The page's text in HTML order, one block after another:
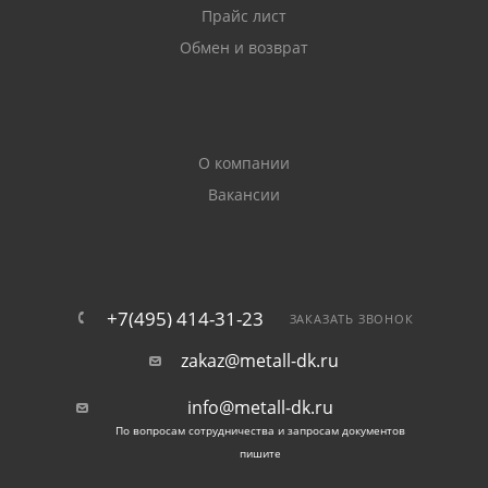
жесткостью, используется при отделке стен, в
качестве кровельного материала, для изготовления
В каталоге представлен прокат самых
возможно изготовление стенового и кровельного
Раменском в течение 3-4 рабочих дней. Заказ
Прайс лист
Обмен и возврат
О компании
Вакансии
+7(495) 414-31-23 ЗАКАЗАТЬ ЗВОНОК
zakaz@metall-dk.ru
info@metall-dk.ru
По вопросам сотрудничества и запросам документов
пишите